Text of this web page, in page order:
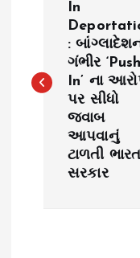
t
In
:
ગંભીર
In’ ના
પર સીધો
જવાબ
આપવાનું
ટાળતી ભારત
સરકાર